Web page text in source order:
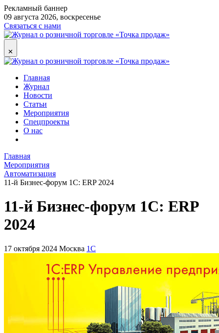
Рекламный баннер
09 августа 2026, воскресенье
Связаться с нами
✕
Главная
Журнал
Новости
Статьи
Мероприятия
Спецпроекты
О нас
Главная
Мероприятия
Автоматизация
11-й Бизнес-форум 1С: ERP 2024
11-й Бизнес-форум 1С: ERP
2024
17 октября 2024 Москва 1С